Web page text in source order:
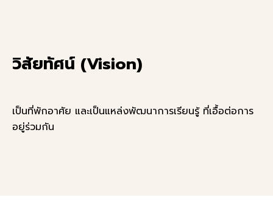
วิสัยทัศน์ (Vision)
เป็นที่พักอาศัย และเป็นแหล่งพัฒนาการเรียนรู้ ที่เอื้อต่อการ
อยู่ร่วมกัน